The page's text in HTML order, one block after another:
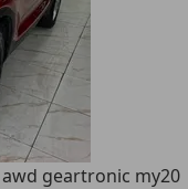
awd geartronic my20